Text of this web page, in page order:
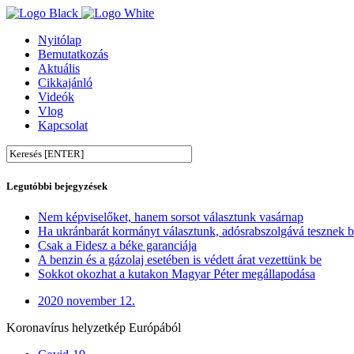
Nyitólap
Bemutatkozás
Aktuális
Cikkajánló
Videók
Vlog
Kapcsolat
Legutóbbi bejegyzések
Nem képviselőket, hanem sorsot választunk vasárnap
Ha ukránbarát kormányt választunk, adósrabszolgává tesznek
Csak a Fidesz a béke garanciája
A benzin és a gázolaj esetében is védett árat vezettünk be
Sokkot okozhat a kutakon Magyar Péter megállapodása
2020 november 12.
Koronavírus helyzetkép Európából